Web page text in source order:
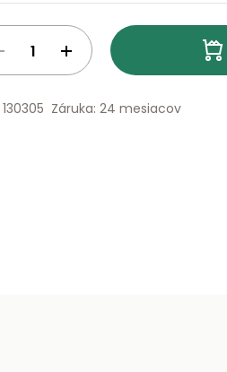
Záruka: 24 mesiacov